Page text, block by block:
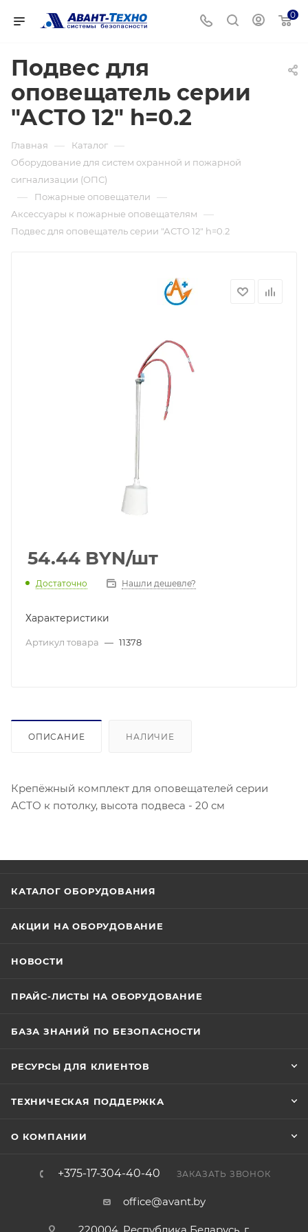
0
Подвес для
оповещатель серии
"АСТО 12" h=0.2
Главная — Каталог —
Оборудование для систем охранной и пожарной
сигнализации (ОПС)
— Пожарные оповещатели —
Аксессуары к пожарные оповещателям —
Подвес для оповещатель серии "АСТО 12" h=0.2
54.44 BYN/шт
Достаточно Нашли дешевле?
Характеристики
Артикул товара — 11378
ОПИСАНИЕ НАЛИЧИЕ
Крепёжный комплект для оповещателей серии
АСТО к потолку, высота подвеса - 20 см
КАТАЛОГ ОБОРУДОВАНИЯ
АКЦИИ НА ОБОРУДОВАНИЕ
НОВОСТИ
ПРАЙС-ЛИСТЫ НА ОБОРУДОВАНИЕ
БАЗА ЗНАНИЙ ПО БЕЗОПАСНОСТИ
РЕСУРСЫ ДЛЯ КЛИЕНТОВ
ТЕХНИЧЕСКАЯ ПОДДЕРЖКА
О КОМПАНИИ
+375-17-304-40-40 ЗАКАЗАТЬ ЗВОНОК
office@avant.by